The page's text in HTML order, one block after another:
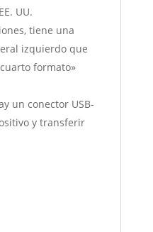
UU.
tiene una
izquierdo que
formato»
un conector USB-
y transferir